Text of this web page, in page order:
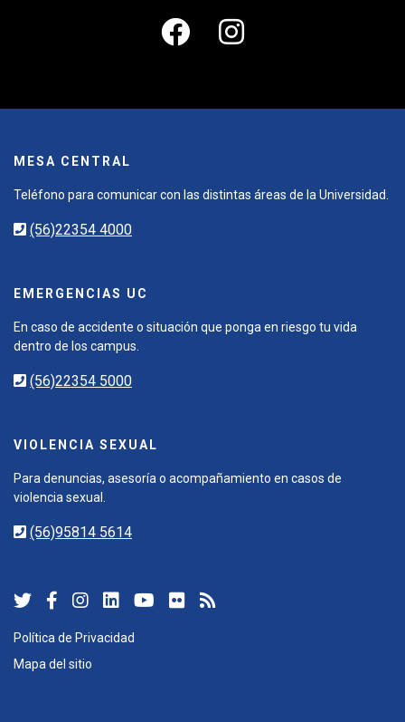
MESA CENTRAL
Teléfono para comunicar con las distintas áreas de la Universidad.
(56)22354 4000
EMERGENCIAS UC
En caso de accidente o situación que ponga en riesgo tu vida
dentro de los campus.
(56)22354 5000
VIOLENCIA SEXUAL
Para denuncias, asesoría o acompañamiento en casos de
violencia sexual.
(56)95814 5614
Política de Privacidad
Mapa del sitio